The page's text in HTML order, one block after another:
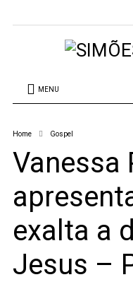
MENU
Home Gospel
Vanessa
exalta a
Jesus –